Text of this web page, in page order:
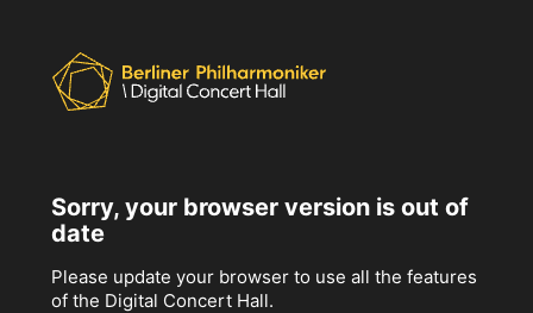
Sorry, your browser version is out of
date
Please update your browser to use all the features
of the Digital Concert Hall.